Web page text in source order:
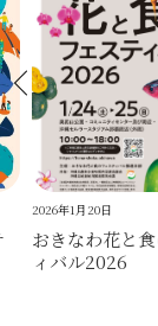
2026年1月20日
おきなわ花と
ィバル2026